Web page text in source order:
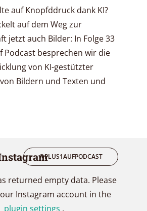
auf Knopfddruck dank KI?
auf dem Weg zur
jetzt auch Bilder: In Folge 33
Podcast besprechen wir die
von KI-gestützter
Bildern und Texten und
@PLUS1AUFPODCAST
returned empty data. Please
Instagram account in the
plugin settings .